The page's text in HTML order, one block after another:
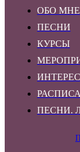
ОБО МНЕ
ПЕСНИ
КУРСЫ
ПЕСНИ.